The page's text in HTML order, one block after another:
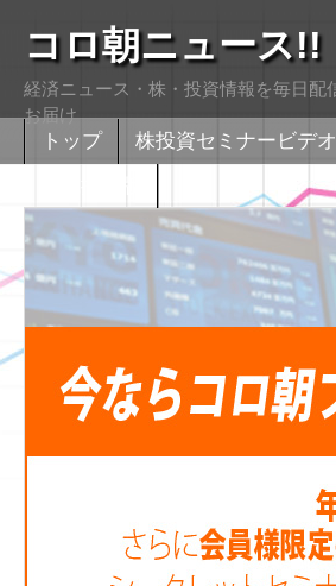
コロ朝ニュース!!
経済ニュース・株・投資情報を毎日
お届け
トップ 株投資セミナービデオ